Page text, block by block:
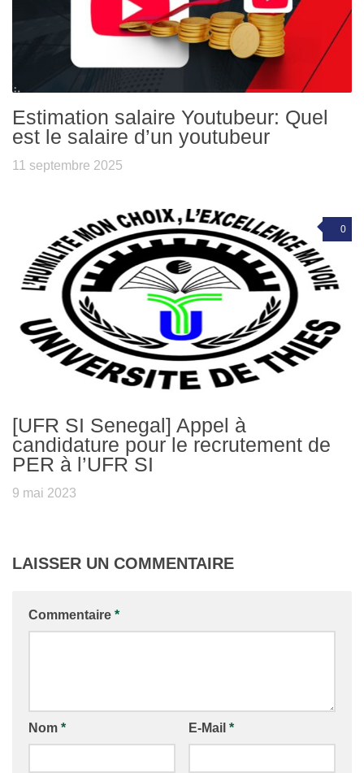
Estimation salaire Youtubeur: Quel
est le salaire d’un youtubeur
11 septembre 2025
0
[UFR SI Senegal] Appel à
candidature pour le recrutement de
PER à l’UFR SI
9 mai 2023
LAISSER UN COMMENTAIRE
Commentaire *
Nom * E-Mail *